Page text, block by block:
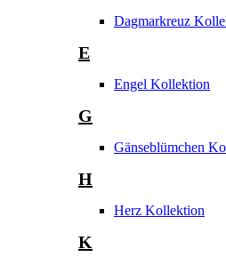
Dagmarkreuz
E
Engel Kollektion
G
Gänseblümchen
H
Herz Kollektion
K